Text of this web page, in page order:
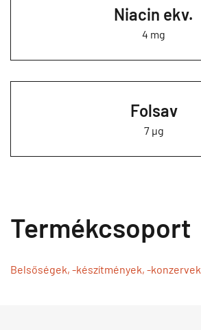
Niacin ekv.
4 mg
Folsav
7 µg
Termékcsoport
Belsőségek, -készítmények, -konzervek